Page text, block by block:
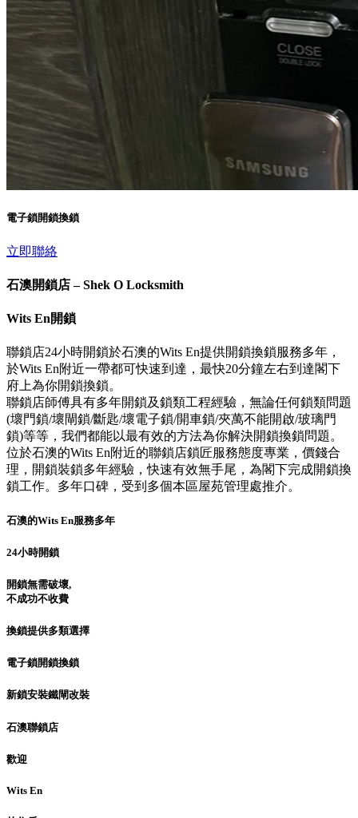
電子鎖開鎖換鎖
立即聯絡
石澳開鎖店 – Shek O Locksmith
Wits En開鎖
聯鎖店24小時開鎖於石澳的Wits En提供開鎖換鎖服務多年，
於Wits En附近一帶都可快速到達，最快20分鐘左右到達閣下
府上為你開鎖換鎖。
聯鎖店師傅具有多年開鎖及鎖類工程經驗，無論任何鎖類問題
(壞門鎖/壞閘鎖/斷匙/壞電子鎖/開車鎖/夾萬不能開啟/玻璃門
鎖)等等，我們都能以最有效的方法為你解決開鎖換鎖問題。
位於石澳的Wits En附近的聯鎖店鎖匠服務態度專業，價錢合
理，開鎖裝鎖多年經驗，快速有效無手尾，為閣下完成開鎖換
鎖工作。多年口碑，受到多個本區屋苑管理處推介。
石澳的Wits En服務多年
24小時開鎖
開鎖無需破壞,
不成功不收費
換鎖提供多類選擇
電子鎖開鎖換鎖
新鎖安裝鐵閘改裝
石澳聯鎖店
歡迎
Wits En